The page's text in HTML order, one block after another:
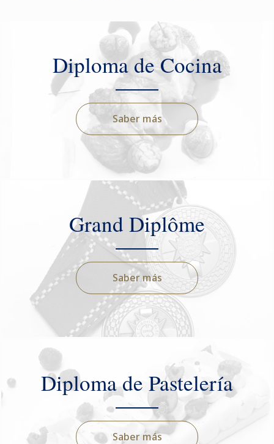
Diploma de Cocina
Saber más
Grand Diplôme
Saber más
Diploma de Pastelería
Saber más